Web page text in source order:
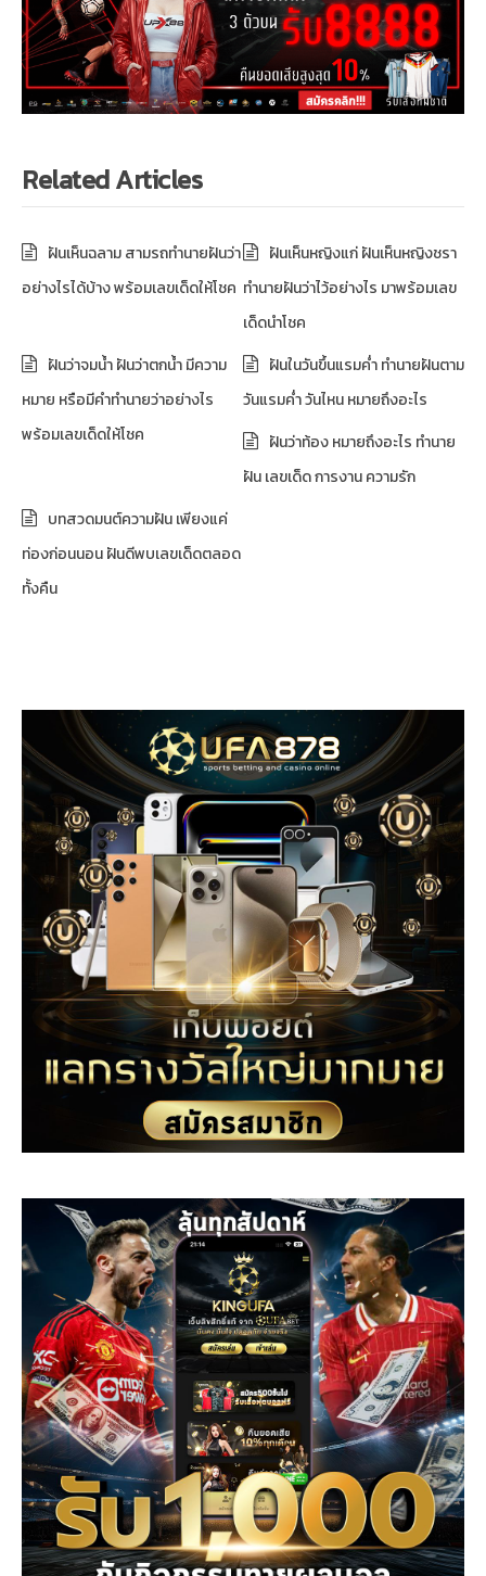
Related Articles
ฝันเห็นฉลาม สามรถทำนายฝันว่า
อย่างไรได้บ้าง พร้อมเลขเด็ดให้โชค
ฝันเห็นหญิงแก่ ฝันเห็นหญิงชรา
ทำนายฝันว่าไว้อย่างไร มาพร้อมเลข
เด็ดนำโชค
ฝันว่าจมน้ำ ฝันว่าตกน้ำ มีความ
หมาย หรือมีคำทำนายว่าอย่างไร
พร้อมเลขเด็ดให้โชค
ฝันในวันขึ้นแรมค่ำ ทำนายฝันตาม
วันแรมค่ำ วันไหน หมายถึงอะไร
ฝันว่าท้อง หมายถึงอะไร ทำนาย
ฝัน เลขเด็ด การงาน ความรัก
บทสวดมนต์ความฝัน เพียงแค่
ท่องก่อนนอน ฝันดีพบเลขเด็ดตลอด
ทั้งคืน